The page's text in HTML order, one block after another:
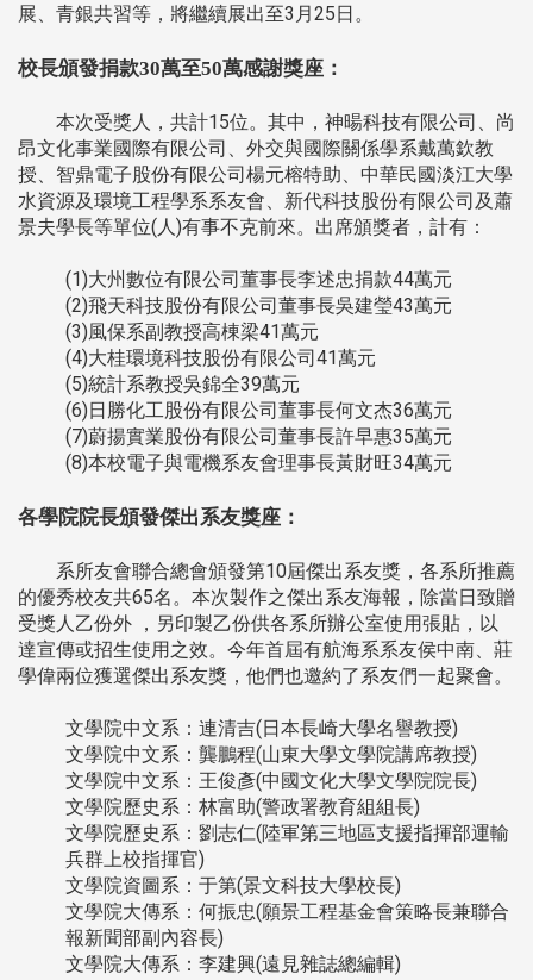
展、青銀共習等，將繼續展出至3月25日。
校長頒發捐款30萬至50萬感謝獎座：
本次受獎人，共計15位。其中，神暘科技有限公司、尚
昂文化事業國際有限公司、外交與國際關係學系戴萬欽教
授、智鼎電子股份有限公司楊元榕特助、中華民國淡江大學
水資源及環境工程學系系友會、新代科技股份有限公司及蕭
景夫學長等單位(人)有事不克前來。出席頒獎者，計有：
(1)大州數位有限公司董事長李述忠捐款44萬元
(2)飛天科技股份有限公司董事長吳建瑩43萬元
(3)風保系副教授高棟梁41萬元
(4)大桂環境科技股份有限公司41萬元
(5)統計系教授吳錦全39萬元
(6)日勝化工股份有限公司董事長何文杰36萬元
(7)蔚揚實業股份有限公司董事長許早惠35萬元
(8)本校電子與電機系友會理事長黃財旺34萬元
各學院院長頒發傑出系友獎座：
系所友會聯合總會頒發第10屆傑出系友獎，各系所推薦
的優秀校友共65名。本次製作之傑出系友海報，除當日致贈
受獎人乙份外 ，另印製乙份供各系所辦公室使用張貼，以
達宣傳或招生使用之效。今年首屆有航海系系友侯中南、莊
學偉兩位獲選傑出系友獎，他們也邀約了系友們一起聚會。
文學院中文系：連清吉(日本長崎大學名譽教授)
文學院中文系：龔鵬程(山東大學文學院講席教授)
文學院中文系：王俊彥(中國文化大學文學院院長)
文學院歷史系：林富助(警政署教育組組長)
文學院歷史系：劉志仁(陸軍第三地區支援指揮部運輸
兵群上校指揮官)
文學院資圖系：于第(景文科技大學校長)
文學院大傳系：何振忠(願景工程基金會策略長兼聯合
報新聞部副內容長)
文學院大傳系：李建興(遠見雜誌總編輯)